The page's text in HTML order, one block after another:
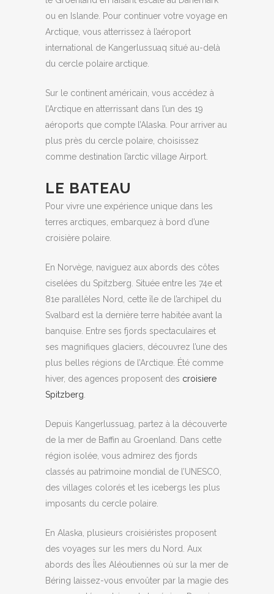
ou en Islande. Pour continuer votre voyage en
Arctique, vous atterrissez à l’aéroport
international de Kangerlussuaq situé au-delà
du cercle polaire arctique.
Sur le continent américain, vous accédez à
l’Arctique en atterrissant dans l’un des 19
aéroports que compte l’Alaska. Pour arriver au
plus près du cercle polaire, choisissez
comme destination l’arctic village Airport.
LE BATEAU
Pour vivre une expérience unique dans les
terres arctiques, embarquez à bord d’une
croisière polaire.
En Norvège, naviguez aux abords des côtes
ciselées du Spitzberg. Située entre les 74e et
81e parallèles Nord, cette île de l’archipel du
Svalbard est la dernière terre habitée avant la
banquise. Entre ses fjords spectaculaires et
ses magnifiques glaciers, découvrez l’une des
plus belles régions de l’Arctique. Été comme
hiver, des agences proposent des croisiere
Spitzberg
Depuis Kangerlussuag, partez à la découverte
de la mer de Baffin au Groenland. Dans cette
région isolée, vous admirez des fjords
classés au patrimoine mondial de l’UNESCO,
des villages colorés et les icebergs les plus
imposants du cercle polaire.
En Alaska, plusieurs croisiéristes proposent
des voyages sur les mers du Nord. Aux
abords des Îles Aléoutiennes où sur la mer de
Béring laissez-vous envoûter par la magie des